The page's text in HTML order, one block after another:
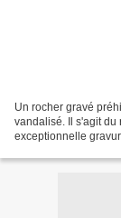
Un rocher gravé
vandalisé. Il s'agit du
exceptionnelle